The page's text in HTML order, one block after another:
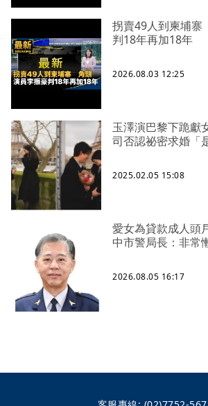
拐賣49人到柬埔
判18年再加18年
2026.08.03 12:25
玉澤演巴黎下跪
司否認祕密求婚「
2025.02.05 15:08
愛女為貸款成人
中市警局長：非常
2026.08.05 16:17